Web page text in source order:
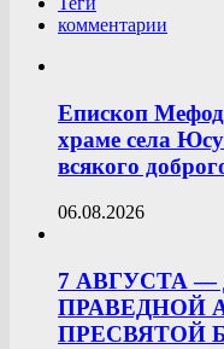
комментарии
Епископ
храме села
всякого
06.08.2026
7 АВГУСТА
ПРАВЕДНОЙ
ПРЕСВЯТОЙ